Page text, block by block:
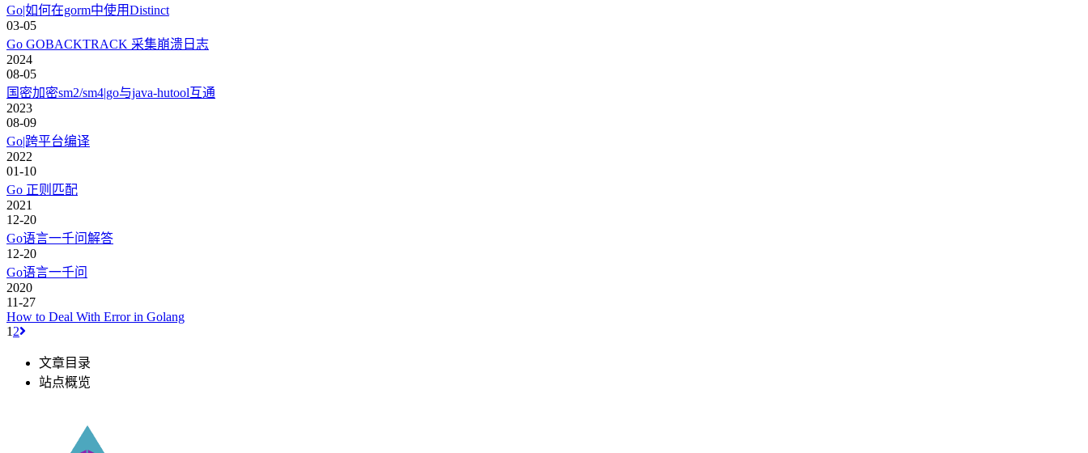
Go|如何在gorm中使用Distinct
03-05
Go GOBACKTRACK 采集崩溃日志
2024
08-05
国密加密sm2/sm4|go与java-hutool互通
2023
08-09
Go|跨平台编译
2022
01-10
Go 正则匹配
2021
12-20
Go语言一千问解答
12-20
Go语言一千问
2020
11-27
How to Deal With Error in Golang
1 2
文章目录
站点概览